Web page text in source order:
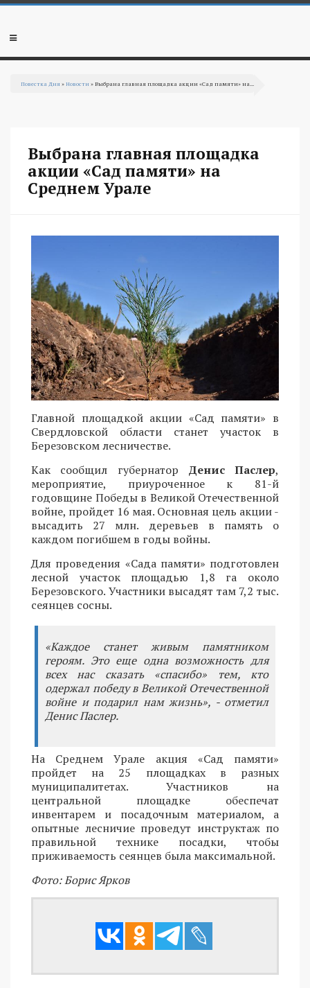
Перейти к основному содержанию
Мобильное
Повестка Дня »Новости » Выбрана главная площадка акции «Сад памяти» на...
Выбрана главная площадка
акции «Сад памяти» на
Среднем Урале
Главной площадкой акции «Сад памяти» в
Свердловской области станет участок в
Березовском лесничестве.
Как сообщил губернатор Денис Паслер,
мероприятие, приуроченное к 81-й
годовщине Победы в Великой Отечественной
войне, пройдет 16 мая. Основная цель акции -
высадить 27 млн. деревьев в память о
каждом погибшем в годы войны.
Для проведения «Сада памяти» подготовлен
лесной участок площадью 1,8 га около
Березовского. Участники высадят там 7,2 тыс.
сеянцев сосны.
«Каждое станет живым памятником
героям. Это еще одна возможность для
всех нас сказать «спасибо» тем, кто
одержал победу в Великой Отечественной
войне и подарил нам жизнь», - отметил
Денис Паслер.
На Среднем Урале акция «Сад памяти»
пройдет на 25 площадках в разных
муниципалитетах. Участников на
центральной площадке обеспечат
инвентарем и посадочным материалом, а
опытные лесничие проведут инструктаж по
правильной технике посадки, чтобы
приживаемость сеянцев была максимальной.
Фото: Борис Ярков